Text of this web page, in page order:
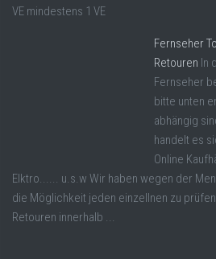
VE mindestens 1 VE
Fernseher
Retouren In
Fernseher
bitte unten
abhängig
handelt es
Online
Elktro...... u.s.w Wir haben wegen der
die Möglichkeit jeden einzellnen zu
Retouren innerhalb ...